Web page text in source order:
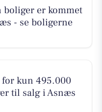
boliger er kommet
- se boligerne
kun 495.000
til salg i Asnæs